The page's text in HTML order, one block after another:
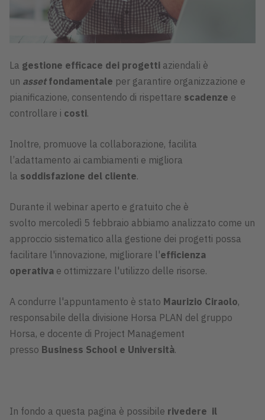
La gestione efficace dei progetti aziendali è
un assetfondamentale per garantire organizzazione e
pianificazione, consentendo di rispettare scadenze e
controllare i costi.
Inoltre, promuove la collaborazione, facilita
l’adattamento ai cambiamenti e migliora
la soddisfazione del cliente.
Durante il webinar aperto e gratuito che è
svolto mercoledì 5 febbraio abbiamo analizzato come un
approccio sistematico alla gestione dei progetti possa
facilitare l'innovazione, migliorare l'efficienza
operativa e ottimizzare l'utilizzo delle risorse.
A condurre l'appuntamento è stato Maurizio Ciraolo,
responsabile della divisione Horsa PLAN del gruppo
Horsa, e docente di Project Management
presso Business School e Università.
In fondo a questa pagina è possibile rivedere il